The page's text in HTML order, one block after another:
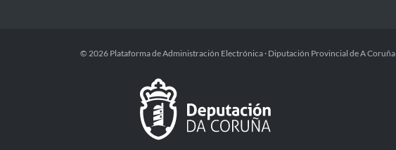
© 2026 Plataforma de Administración Electrónica · Diputación Provincial de A Coruña